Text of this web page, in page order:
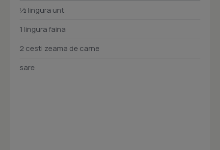
½ lingura unt
1 lingura faina
2 cesti zeama de carne
sare